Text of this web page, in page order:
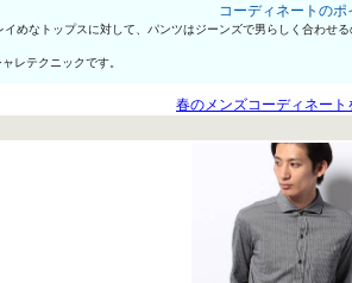
コーディネートのポ
めなトップスに対して、パンツはジーンズで男らしく合わ
レテクニックです。
春のメンズコーディネート